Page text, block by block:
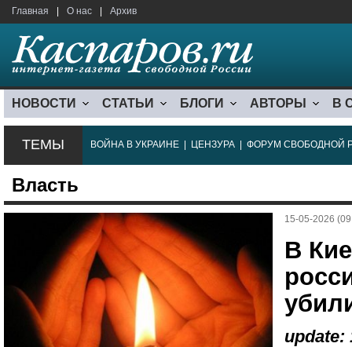
Главная О нас Архив
НОВОСТИ СТАТЬИ БЛОГИ АВТОРЫ В
ТЕМЫ ВОЙНА В УКРАИНЕ ЦЕНЗУРА ФОРУМ СВОБОДНОЙ
Власть
15-05-2026
В
update: